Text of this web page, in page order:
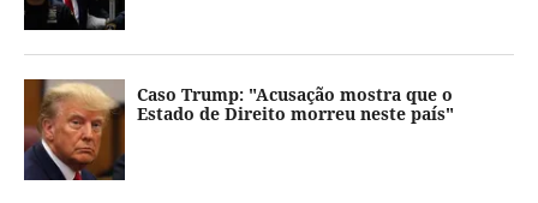
Caso Trump: "Acusação mostra que o
Estado de Direito morreu neste país"